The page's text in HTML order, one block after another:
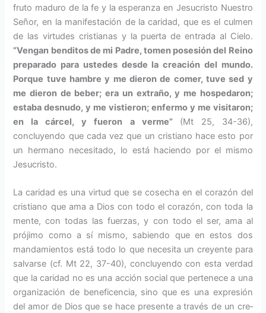
fruto maduro de la fe y la esperanza en Jesucristo Nuestro
Señor, en la manifestación de la caridad, que es el culmen
de las virtudes cristianas y la puerta de entrada al Cielo.
“Vengan benditos de mi Padre, tomen posesión del Reino
preparado para ustedes desde la creación del mundo.
Porque tuve hambre y me dieron de comer, tuve sed y
me dieron de beber; era un extraño, y me hospedaron;
estaba desnudo, y me vistieron; enfermo y me visitaron;
en la cárcel, y fueron a verme” (Mt 25, 34-36),
concluyendo que cada vez que un cristiano hace esto por
un hermano necesitado, lo está haciendo por el mismo
Jesucristo.
La caridad es una virtud que se co­secha en el corazón del
cristiano que ama a Dios con todo el cora­zón, con toda la
mente, con todas las fuerzas, y con todo el ser, ama al
prójimo como a sí mismo, sabien­do que en estos dos
mandamientos está todo lo que necesita un creyen­te para
salvarse (cf. Mt 22, 37-40), concluyendo con esta verdad
que la caridad no es una acción social que pertenece a una
organización de beneficencia, sino que es una expresión
del amor de Dios que se hace presente a través de un cre­